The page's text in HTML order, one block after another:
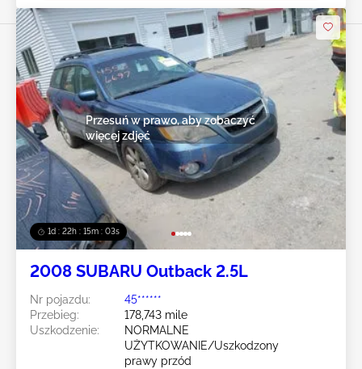
1d : 22h : 15m : 00s
Przesuń w prawo, aby zobaczyć
więcej zdjęć
2008 SUBARU Outback 2.5L
Nr pojazdu:
45******
Przebieg:
178,743 mile
Uszkodzenie:
NORMALNE
UŻYTKOWANIE/Uszkodzony
prawy przód